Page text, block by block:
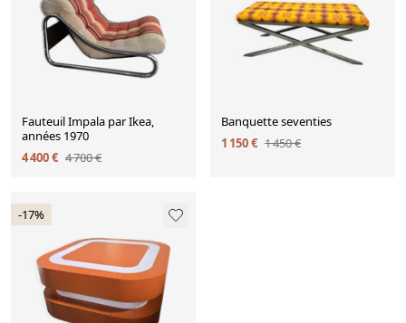
Fauteuil Impala par Ikea,
années 1970
4 400 € 4 700 €
Banquette seventies
1 150 € 1 450 €
-17%